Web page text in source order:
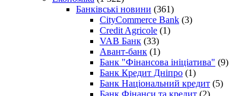
Банківські новини (361)
CityCommerce Bank (3)
Credit Agricole (1)
VAB Банк (33)
Авант-банк (1)
Банк "Фінансова ініціатива" (9)
Банк Кредит Дніпро (1)
Банк Національний кредит (5)
Банк Фінанси та кредит (2)